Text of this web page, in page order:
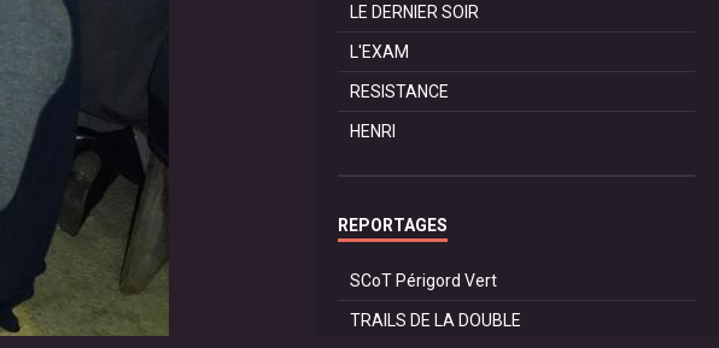
LE DERNIER SOIR
L'EXAM
RESISTANCE
HENRI
REPORTAGES
SCoT Périgord Vert
TRAILS DE LA DOUBLE